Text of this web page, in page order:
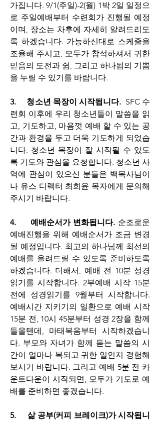
가집니다. 9/1(주일)-2(월) 1박 2일 일정으
로 주일예배부터 수련회가 진행될 예정
이며, 장소는 차후에 자세히 알려드리도
록 하겠습니다. 가능하신대로 스케줄을
조율해 주시고, 모두가 참석하셔서 귀한
믿음의 도전과 쉼, 그리고 하나됨의 기쁨
을 누릴 수 있기를 바랍니다.
3.     청소년 목장이 시작됩니다. SFC 수
련회 이후에 우리 청소년들이 말씀을 읽
고, 기도하고, 마음껏 예배 할 수 있는 공
간과 환경을 두고 더욱 기도하게 되었습
니다. 청소년 목장이 잘 시작될 수 있도
록 기도와 관심을 요청합니다. 청소년 사
역에 관심이 있으신 분들은 백목사님이
나 유스 디렉터 최희윤 목자에게 문의해
주시기 바랍니다.
4.     예배순서가 변화됩니다. 순조로운
예배진행을 위해 예배순서가 조금 변경
될 예정입니다. 최고의 하나님께 최선의
예배를 올려드릴 수 있도록 준비하도록
하겠습니다. 더해서, 예배 전 10분 성경
읽기를 시작합니다. 2부예배 시작 15분
전에 성경읽기를 9월부터 시작합니다.
예배시간 지키기의 일환으로 예배 시작
15분 전, 10시 45분부터 성경 2장을 함께
들을텐데, 마태복음부터 시작하겠습니
다. 부모와 자녀가 함께 듣는 말씀의 시
간이 얼마나 복되고 귀한 일인지 경험해
보시기 바랍니다. 그리고 예배 5분 전 카
운트다운이 시작되면, 모두가 기도로 예
배를 준비하면 좋겠습니다.
5.     삶 공부(커피 브레이크)가 시작됩니